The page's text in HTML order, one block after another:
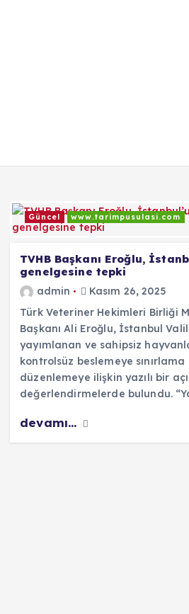
Güncel www.tarimpusulasi.com
TVHB Başkanı Eroğlu,
genelgesine tepki
admin
Kasım 26, 2025
Türk Veteriner Hekimleri Birliği
Başkanı Ali Eroğlu, İstanbul
yayımlanan ve sahipsiz
kontrolsüz beslemeye
düzenlemeye ilişkin yazılı bir
değerlendirmelerde bulundu.
devamı...